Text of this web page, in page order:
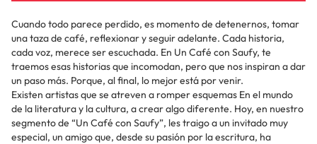
Cuando todo parece perdido, es momento de detenernos, tomar
una taza de café, reflexionar y seguir adelante. Cada historia,
cada voz, merece ser escuchada. En Un Café con Saufy, te
traemos esas historias que incomodan, pero que nos inspiran a dar
un paso más. Porque, al final, lo mejor está por venir.
Existen artistas que se atreven a romper esquemas En el mundo
de la literatura y la cultura, a crear algo diferente. Hoy, en nuestro
segmento de “Un Café con Saufy”, les traigo a un invitado muy
especial, un amigo que, desde su pasión por la escritura, ha